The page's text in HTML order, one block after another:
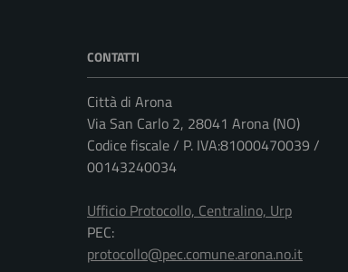
CONTATTI
Città di Arona
Via San Carlo 2, 28041 Arona (NO)
Codice fiscale / P. IVA:81000470039 /
00143240034
Ufficio Protocollo, Centralino, Urp
PEC:
protocollo@pec.comune.arona.no.it